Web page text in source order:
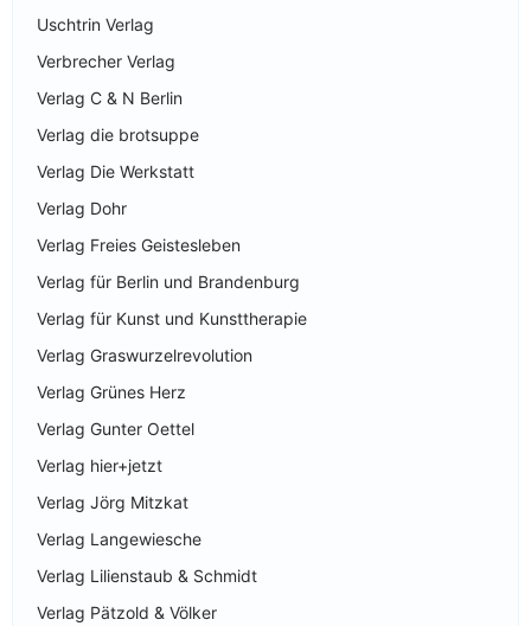
Uschtrin Verlag
Verbrecher Verlag
Verlag C & N Berlin
Verlag die brotsuppe
Verlag Die Werkstatt
Verlag Dohr
Verlag Freies Geistesleben
Verlag für Berlin und Brandenburg
Verlag für Kunst und Kunsttherapie
Verlag Graswurzelrevolution
Verlag Grünes Herz
Verlag Gunter Oettel
Verlag hier+jetzt
Verlag Jörg Mitzkat
Verlag Langewiesche
Verlag Lilienstaub & Schmidt
Verlag Pätzold & Völker